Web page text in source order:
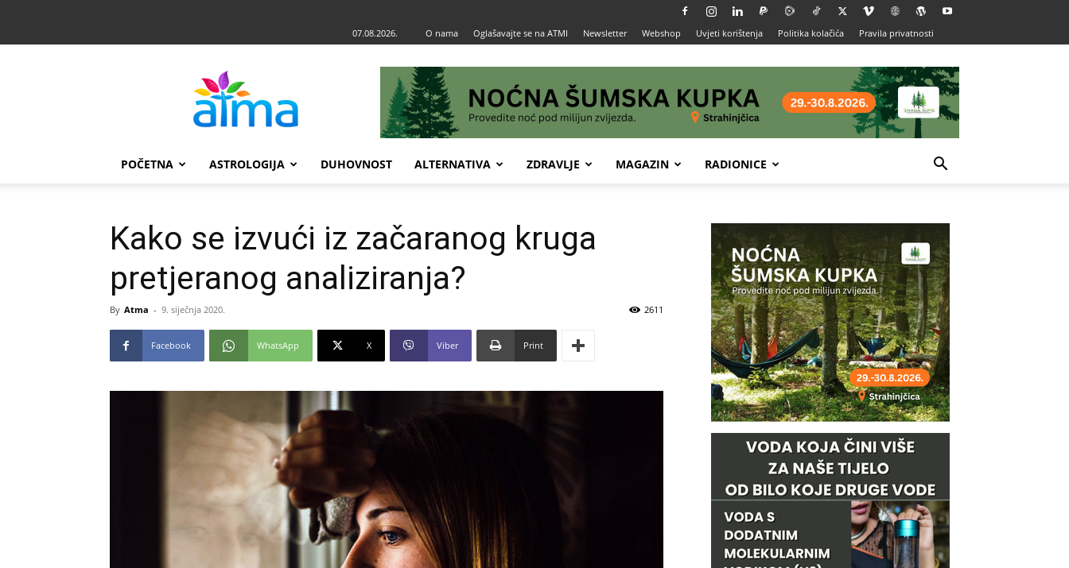
07.08.2026. O nama Oglašavajte se na ATMI Newsletter Webshop Uvjeti korištenja Politika kolačića Pravila privatnosti
POČETNA ASTROLOGIJA DUHOVNOST ALTERNATIVA ZDRAVLJE MAGAZIN RADIONICE
Kako se izvući iz začaranog kruga
pretjeranog analiziranja?
By Atma - 9. siječnja 2020. 2611
Facebook WhatsApp X Viber Print